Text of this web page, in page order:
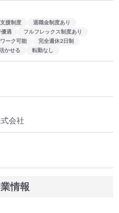
援制度
退職金制度あり
遇
フルフレックス制度あり
ーク可能
完全週休2日制
かせる 転勤なし
会社
情報